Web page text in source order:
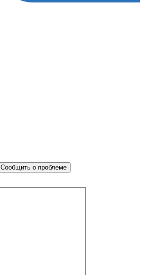
Сообщить о проблеме